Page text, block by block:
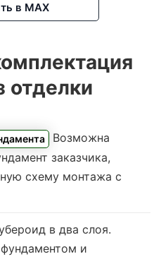
в MAX
отделки
Возможна
заказчика,
схему монтажа с
в два слоя.
и